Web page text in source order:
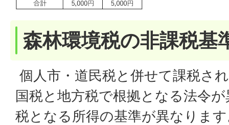
森林環境税の非課税基
個人市・道民税と併せて課税さ
国税と地方税で根拠となる法令
税となる所得の基準が異なりま